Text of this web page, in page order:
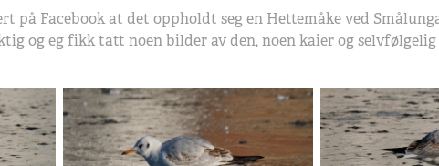
på Facebook at det oppholdt seg en Hettemåke ved
og eg fikk tatt noen bilder av den, noen kaier og selvfølgelig